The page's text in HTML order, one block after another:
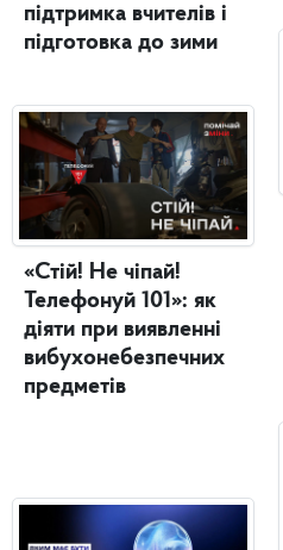
підтримка вчителів і
підготовка до зими
«Стій! Не чіпай!
Телефонуй 101»: як
діяти при виявленні
вибухонебезпечних
предметів